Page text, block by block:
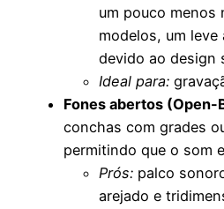
um pouco menos
modelos, um leve
devido ao design
Ideal para:
Fones abertos (Open-
conchas com grades
permitindo que o som
Prós: palco
arejado e